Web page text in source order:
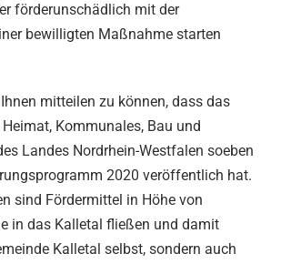
förderunschädlich mit der
bewilligten Maßnahme starten
mitteilen zu können, dass das
Kommunales, Bau und
Landes Nordrhein-Westfalen soeben
2020 veröffentlich hat.
sind Fördermittel in Höhe von
in das Kalletal fließen und damit
Kalletal selbst, sondern auch